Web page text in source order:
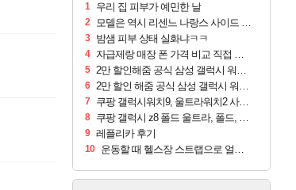
1 우리 집 피부가 예민한 날
2 모델은 역시 리센느 나랑스 사이드 1.25L 1박스
3 밤샘 피부 상태 실화냐ㅋㅋ
4 자급제랑 매장 폰 가격 비교 직접 안가도 되네요
5 2만 할인해줌 공식 삼성 갤럭시 워치9 크림, 40mm, 블루투스
6 2만 할인 해줌 공식 삼성 갤럭시 워치9 실버, 44mm, 블루투스
7 쿠팡 갤럭시워치9, 울트라워치2 사전구매 혜택 받아보세요
8 쿠팡 갤럭시 z8 폴드 울트라, 폴드, 플립 사전예약
9 레플리카 후기
10 운동할 때 헬스장 스트랩으로 얼굴 만졌다가 볼 뒤집어짐